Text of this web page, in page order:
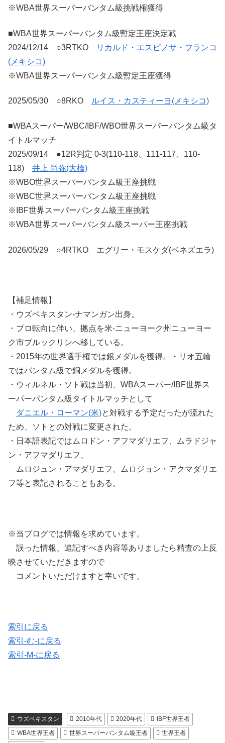
※WBA世界スーパーバンタム級挑戦権獲得
■WBA世界スーパーバンタム級暫定王座決定戦
2024/12/14 ○3RTKO
リカルド・エスピノサ・フランコ
(メキシコ)
※WBA世界スーパーバンタム級暫定王座獲得
2025/05/30 ○8RKO ルイス・カスティーヨ(メキシコ)
■WBAスーパー/WBC/IBF/WBO世界スーパーバンタム級タ
イトルマッチ
2025/09/14 ●12R判定 0-3(110-118、111-117、110-
118) 井上 尚弥(大橋)
※WBO世界スーパーバンタム級王座挑戦
※WBC世界スーパーバンタム級王座挑戦
※IBF世界スーパーバンタム級王座挑戦
※WBA世界スーパーバンタム級スーパー王座挑戦
2026/05/29 ○4RTKO エグリー・モスケダ(ベネズエラ)
【補足情報】
・ウズベキスタン-ナマンガン出身。
・プロ転向に伴い、拠点を米-ニューヨーク州ニューヨー
ク市ブルックリンへ移している。
・2015年の世界選手権では銀メダルを獲得。・リオ五輪
ではバンタム級で銅メダルを獲得。
・ウィルネル・ソト戦は当初、WBAスーパー/IBF世界ス
ーパーバンタム級タイトルマッチとして
ダニエル・ローマン(米)と対戦する予定だったが流れた
ため、ソトとの対戦に変更された。
・日本語表記ではムロドン・アフマダリエフ、ムラドジャ
ン・アフマダリエフ、
ムロジュン・アマダリエフ、ムロジョン・アクマダリエ
フ等と表記されることもある。
※当ブログでは情報を求めています。
誤った情報、追記すべき内容等ありましたら精査の上反
映させていただきますので
コメントいただけますと幸いです。
索引に戻る
索引-む-に戻る
索引-M-に戻る
ウズベキスタン 2010年代 2020年代
IBF世界王者
WBA世界王者
世界スーパーバンタム級王者
世界王者